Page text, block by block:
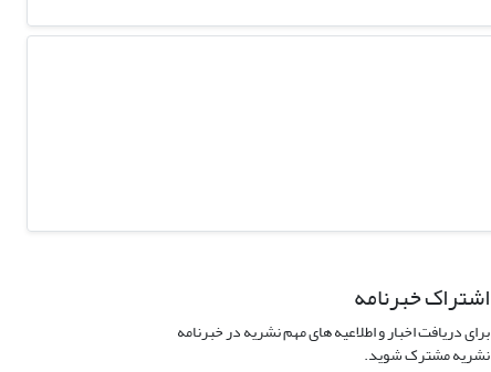
اشتراک خبرنامه
برای دریافت اخبار و اطلاعیه های مهم نشریه در خبرنامه
نشریه مشترک شوید.